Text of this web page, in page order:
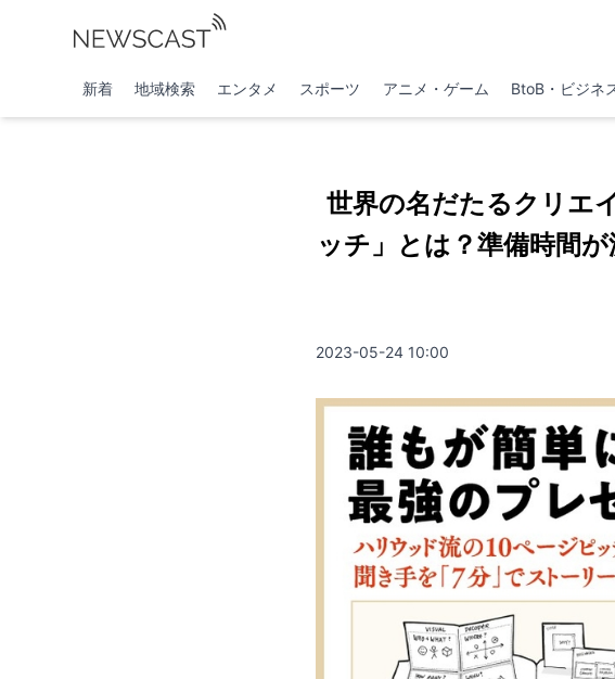
新着 地域検索 エンタメ スポーツ アニメ・ゲーム BtoB・ビジネ
世界の名だたるクリエ
ッチ」とは？準備時間
2023-05-24 10:00